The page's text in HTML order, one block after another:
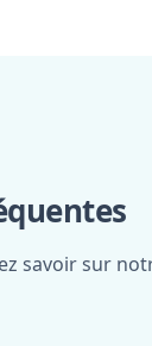
savoir sur